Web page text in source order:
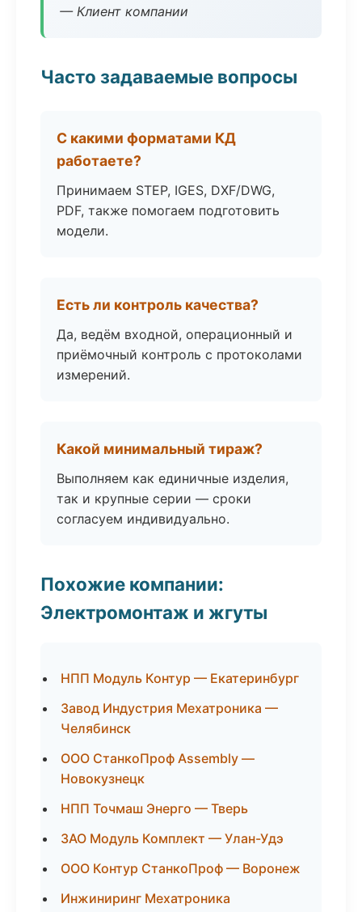
— Клиент компании
Часто задаваемые вопросы
С какими форматами КД
работаете?
Принимаем STEP, IGES, DXF/DWG,
PDF, также помогаем подготовить
модели.
Есть ли контроль качества?
Да, ведём входной, операционный и
приёмочный контроль с протоколами
измерений.
Какой минимальный тираж?
Выполняем как единичные изделия,
так и крупные серии — сроки
согласуем индивидуально.
Похожие компании:
Электромонтаж и жгуты
НПП Модуль Контур — Екатеринбург
Завод Индустрия Мехатроника —
Челябинск
ООО СтанкоПроф Assembly —
Новокузнецк
НПП Точмаш Энерго — Тверь
ЗАО Модуль Комплект — Улан-Удэ
ООО Контур СтанкоПроф — Воронеж
Инжиниринг Мехатроника